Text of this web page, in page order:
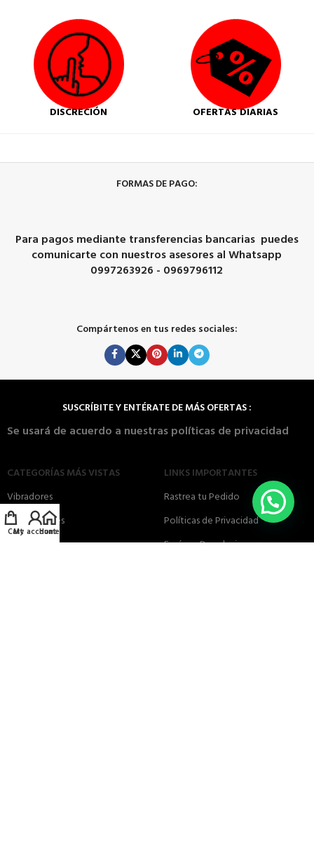
DISCRECIÓN OFERTAS DIARIAS
FORMAS DE PAGO:
Para pagos mediante transferencias bancarias puedes
comunicarte con nuestros asesores al Whatsapp
0997263926 - 0969796112
Compártenos en tus redes sociales:
SUSCRÍBITE Y ENTÉRATE DE MÁS OFERTAS :
Se usará de acuerdo a nuestras políticas de privacidad
CATEGORÍAS MÁS VISTAS
Vibradores
Consoladores
Succionadores
LINKS IMPORTANTES
Rastrea tu Pedido
Políticas de Privacidad
Envíos y Devoluciones
Cart
My account
Home